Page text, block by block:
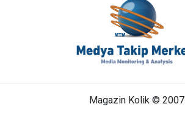
Magazin Kolik © 2007